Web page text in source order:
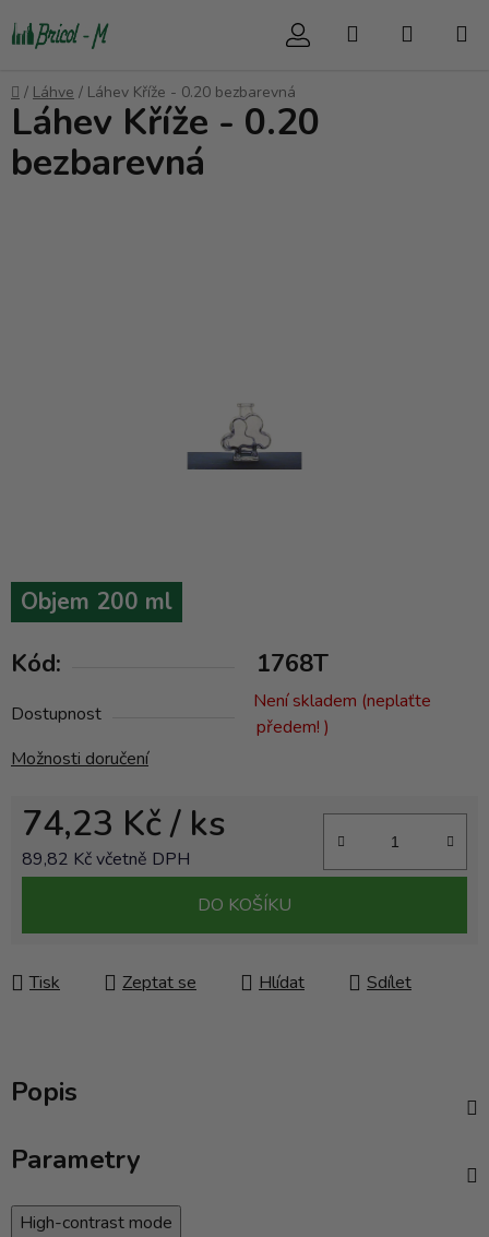
na
Hledat
Domů
/ Láhve / Láhev Kříže - 0.20 bezbarevná
Objem 200 ml
Kód: 1768T
Dostupnost
Není skladem (neplaťte
předem! )
Možnosti doručení
74,23 Kč/ ks
89,82 Kč včetně DPH
DO KOŠÍKU
Tisk Zeptat se Hlídat Sdílet
Láhev Kříže - 0.20
bezbarevná
Popis
Parametry
High-contrast mode